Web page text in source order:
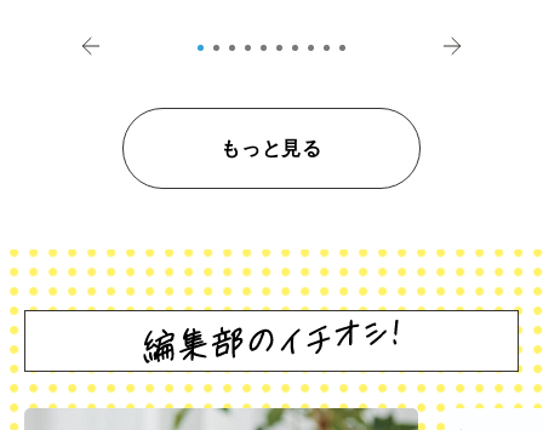
もっと見る